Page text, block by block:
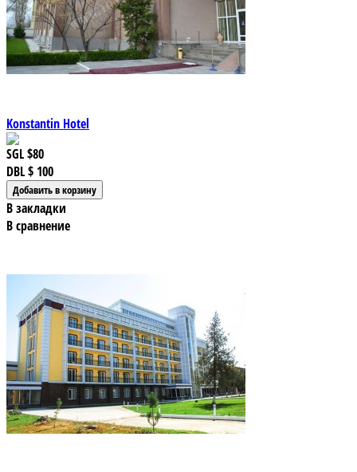
Konstantin Hotel
SGL$80
DBL$ 100
В закладки
В сравнение